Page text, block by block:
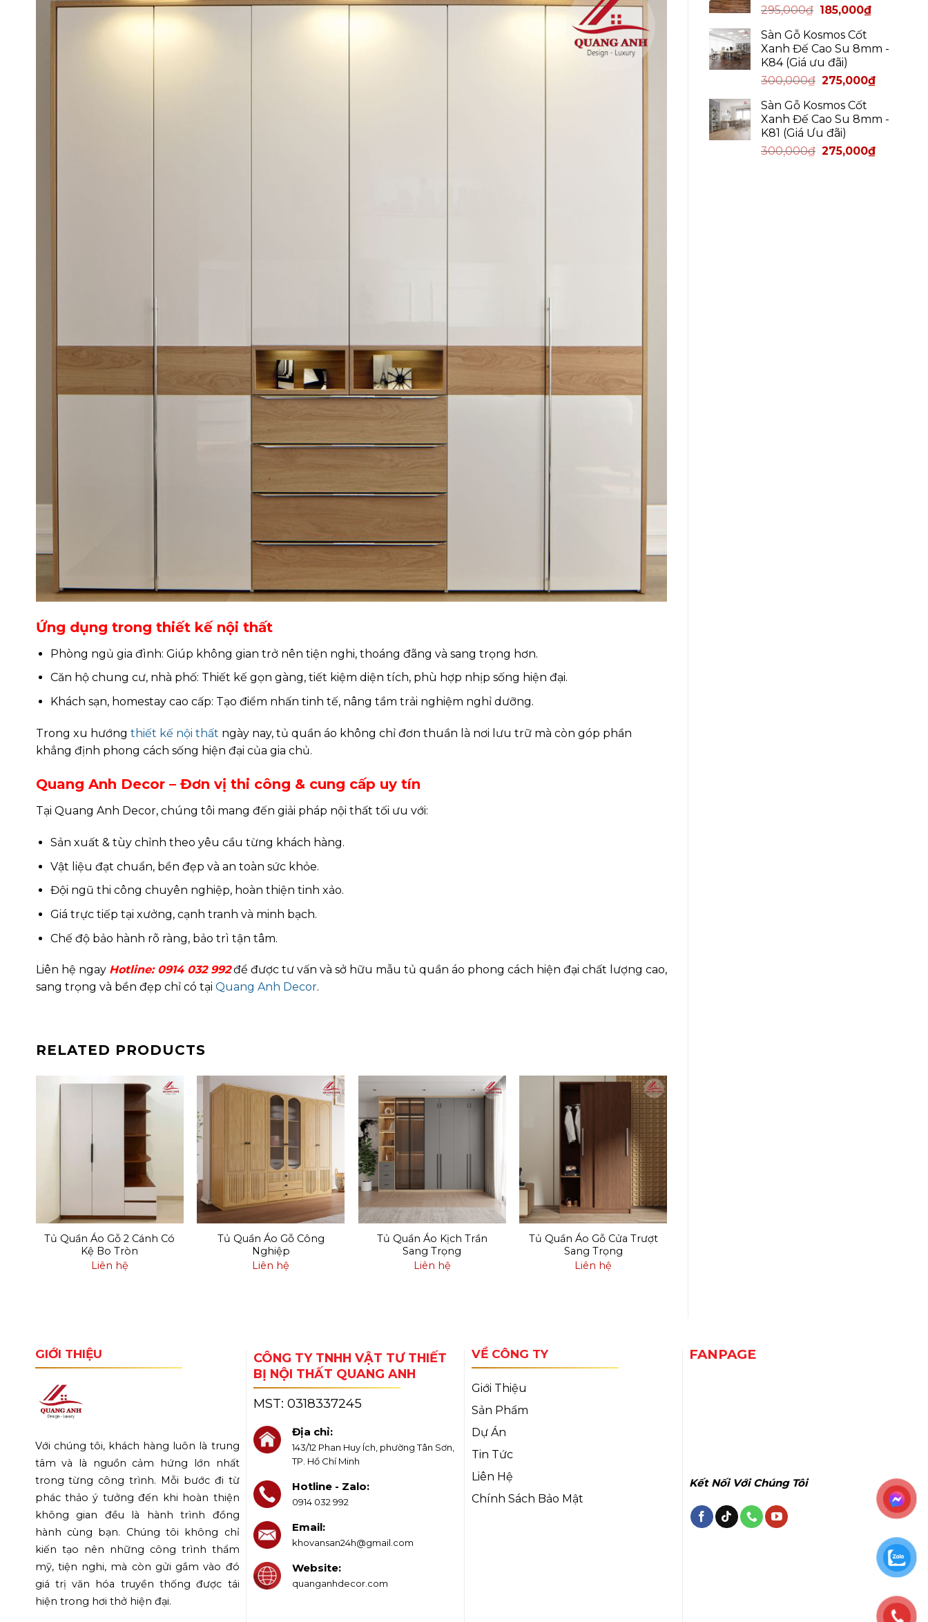
295,000₫ 185,000₫
Sàn Gỗ Kosmos Cốt
Xanh Đế Cao Su 8mm -
K84 (Giá ưu đãi)
300,000₫ 275,000₫
Sàn Gỗ Kosmos Cốt
Xanh Đế Cao Su 8mm -
K81 (Giá Ưu đãi)
300,000₫ 275,000₫
Ứng dụng trong thiết kế nội thất
Phòng ngủ gia đình: Giúp không gian trở nên tiện nghi, thoáng đãng và sang trọng hơn.
Căn hộ chung cư, nhà phố: Thiết kế gọn gàng, tiết kiệm diện tích, phù hợp nhịp sống hiện đại.
Khách sạn, homestay cao cấp: Tạo điểm nhấn tinh tế, nâng tầm trải nghiệm nghỉ dưỡng.
Trong xu hướng thiết kế nội thất ngày nay, tủ quần áo không chỉ đơn thuần là nơi lưu trữ mà còn góp phần
khẳng định phong cách sống hiện đại của gia chủ.
Quang Anh Decor – Đơn vị thi công & cung cấp uy tín
Tại Quang Anh Decor, chúng tôi mang đến giải pháp nội thất tối ưu với:
Sản xuất & tùy chỉnh theo yêu cầu từng khách hàng.
Vật liệu đạt chuẩn, bền đẹp và an toàn sức khỏe.
Đội ngũ thi công chuyên nghiệp, hoàn thiện tinh xảo.
Giá trực tiếp tại xưởng, cạnh tranh và minh bạch.
Chế độ bảo hành rõ ràng, bảo trì tận tâm.
Liên hệ ngay Hotline: 0914 032 992để được tư vấn và sở hữu mẫu tủ quần áo phong cách hiện đại chất lượng cao,
sang trọng và bền đẹp chỉ có tại Quang Anh Decor.
RELATED PRODUCTS
Tủ Quần Áo Gỗ 2 Cánh Có
Kệ Bo Tròn
Liên hệ
Tủ Quần Áo Gỗ Công
Nghiệp
Liên hệ
Tủ Quần Áo Kịch Trần
Sang Trọng
Liên hệ
Tủ Quần Áo Gỗ Cửa Trượt
Sang Trọng
Liên hệ
GIỚI THIỆU
Với chúng tôi, khách hàng luôn là trung
tâm và là nguồn cảm hứng lớn nhất
trong từng công trình. Mỗi bước đi từ
phác thảo ý tưởng đến khi hoàn thiện
không gian đều là hành trình đồng
hành cùng bạn. Chúng tôi không chỉ
kiến tạo nên những công trình thẩm
mỹ, tiện nghi, mà còn gửi gắm vào đó
giá trị văn hóa truyền thống được tái
hiện trong hơi thở hiện đại.
CÔNG TY TNHH VẬT TƯ THIẾT
BỊ NỘI THẤT QUANG ANH
MST:0318337245
Địa chỉ:
143/12 Phan Huy Ích, phường Tân Sơn,
TP. Hồ Chí Minh
Hotline - Zalo:
0914 032 992
Email:
khovansan24h@gmail.com
Website:
quanganhdecor.com
VỀ CÔNG TY
Giới Thiệu
Sản Phẩm
Dự Án
Tin Tức
Liên Hệ
Chính Sách Bảo Mật
FANPAGE
Kết Nối Với Chúng Tôi